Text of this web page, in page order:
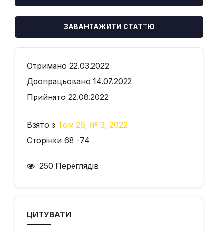
ЗАВАНТАЖИТИ СТАТТЮ
Отримано 22.03.2022
Доопрацьовано 14.07.2022
Прийнято 22.08.2022
Взято з Том 26, № 3, 2022
Сторінки 68 -74
250 Переглядів
ЦИТУВАТИ